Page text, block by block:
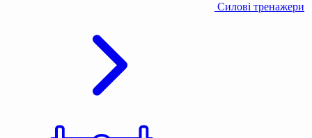
Силові тренажери